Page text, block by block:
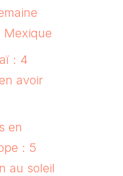
Mexique
: 4
avoir
en
: 5
au soleil